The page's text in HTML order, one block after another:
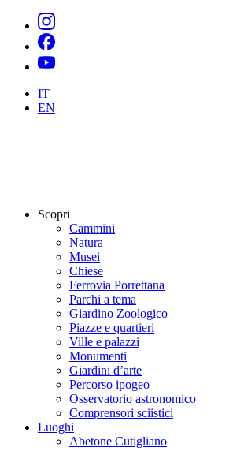
IT
EN
Scopri
Cammini
Natura
Musei
Chiese
Ferrovia Porrettana
Parchi a tema
Giardino Zoologico
Piazze e quartieri
Ville e palazzi
Monumenti
Giardini d’arte
Percorso ipogeo
Osservatorio astronomico
Comprensori sciistici
Luoghi
Abetone Cutigliano